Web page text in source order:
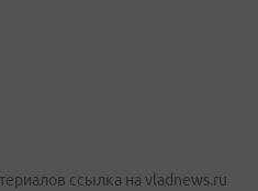
ссылка на vladnews.ru